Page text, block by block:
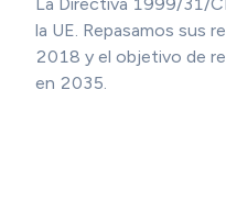
la UE. Repasamos sus
2018 y el objetivo de
en 2035.